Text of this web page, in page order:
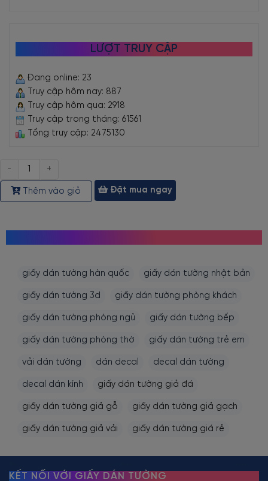
LƯỢT TRUY CẬP
Đang online: 23
Truy cập hôm nay: 887
Truy cập hôm qua: 2918
Truy cập trong tháng: 61561
Tổng truy cập: 2475130
Số
lượng
Thêm vào giỏ
Đặt mua ngay
giấy dán tường hàn quốc giấy dán tường nhật bản
giấy dán tường 3d giấy dán tường phòng khách
giấy dán tường phòng ngủ giấy dán tường bếp
giấy dán tường phòng thờ giấy dán tường trẻ em
vải dán tường dán decal decal dán tường
decal dán kính giấy dán tường giả đá
giấy dán tường giả gỗ giấy dán tường giả gạch
giấy dán tường giả vải giấy dán tường giá rẻ
KẾT NỐI VỚI GIẤY DÁN TƯỜNG